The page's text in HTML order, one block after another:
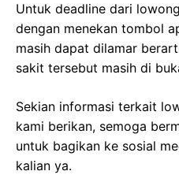
Untuk deadline dari
dengan menekan tombol
masih dapat dilamar
sakit tersebut masih di
Sekian informasi terkait
kami berikan, semoga
untuk bagikan ke sosial
kalian ya.